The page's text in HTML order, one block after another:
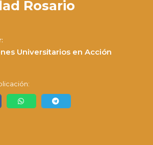
Rosario
Universitarios en Acción